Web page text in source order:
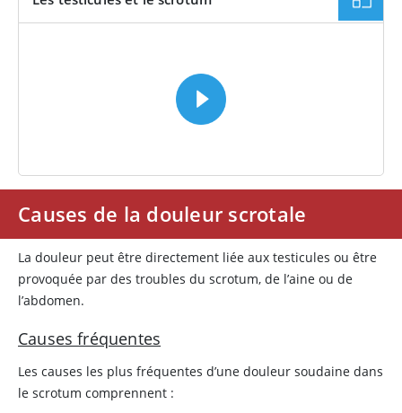
Causes de la douleur scrotale
La douleur peut être directement liée aux testicules ou être
provoquée par des troubles du scrotum, de l’aine ou de
l’abdomen.
Causes fréquentes
Les causes les plus fréquentes d’une douleur soudaine dans
le scrotum comprennent :